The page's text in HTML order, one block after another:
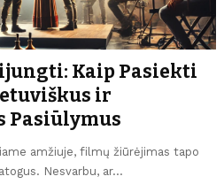
Kaip Pasiekti
ir
Pasiūlymus
amžiuje, filmų žiūrėjimas tapo
Nesvarbu, ar…